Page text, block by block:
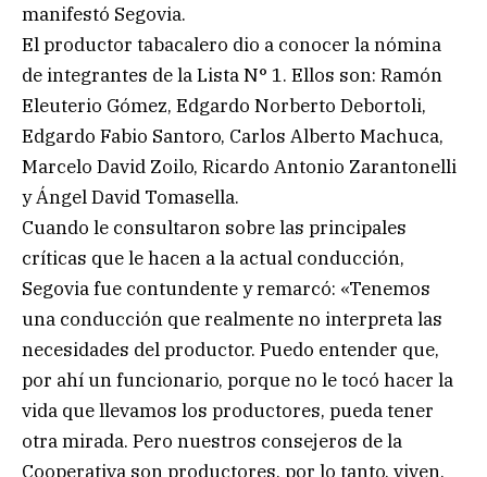
manifestó Segovia.
El productor tabacalero dio a conocer la nómina
de integrantes de la Lista N° 1. Ellos son: Ramón
Eleuterio Gómez, Edgardo Norberto Debortoli,
Edgardo Fabio Santoro, Carlos Alberto Machuca,
Marcelo David Zoilo, Ricardo Antonio Zarantonelli
y Ángel David Tomasella.
Cuando le consultaron sobre las principales
críticas que le hacen a la actual conducción,
Segovia fue contundente y remarcó: «Tenemos
una conducción que realmente no interpreta las
necesidades del productor. Puedo entender que,
por ahí un funcionario, porque no le tocó hacer la
vida que llevamos los productores, pueda tener
otra mirada. Pero nuestros consejeros de la
Cooperativa son productores, por lo tanto, viven,